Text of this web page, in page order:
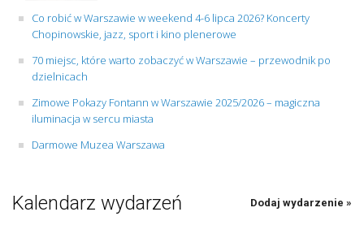
Co robić w Warszawie w weekend 4-6 lipca 2026? Koncerty
Chopinowskie, jazz, sport i kino plenerowe
70 miejsc, które warto zobaczyć w Warszawie – przewodnik po
dzielnicach
Zimowe Pokazy Fontann w Warszawie 2025/2026 – magiczna
iluminacja w sercu miasta
Darmowe Muzea Warszawa
Kalendarz wydarzeń Dodaj wydarzenie »